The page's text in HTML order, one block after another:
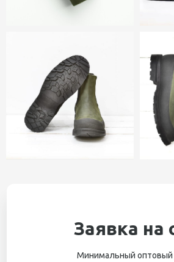
Минимальный оптовый
Заявка на